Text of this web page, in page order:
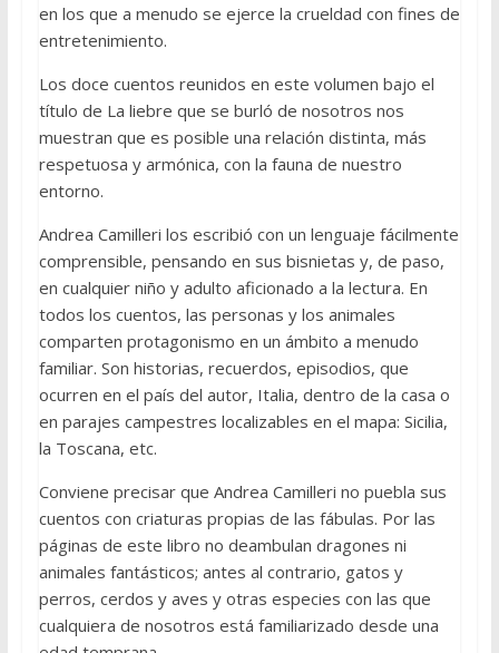
en los que a menudo se ejerce la crueldad con fines de
entretenimiento.
Los doce cuentos reunidos en este volumen bajo el
título de La liebre que se burló de nosotros nos
muestran que es posible una relación distinta, más
respetuosa y armónica, con la fauna de nuestro
entorno.
Andrea Camilleri los escribió con un lenguaje fácilmente
comprensible, pensando en sus bisnietas y, de paso,
en cualquier niño y adulto aficionado a la lectura. En
todos los cuentos, las personas y los animales
comparten protagonismo en un ámbito a menudo
familiar. Son historias, recuerdos, episodios, que
ocurren en el país del autor, Italia, dentro de la casa o
en parajes campestres localizables en el mapa: Sicilia,
la Toscana, etc.
Conviene precisar que Andrea Camilleri no puebla sus
cuentos con criaturas propias de las fábulas. Por las
páginas de este libro no deambulan dragones ni
animales fantásticos; antes al contrario, gatos y
perros, cerdos y aves y otras especies con las que
cualquiera de nosotros está familiarizado desde una